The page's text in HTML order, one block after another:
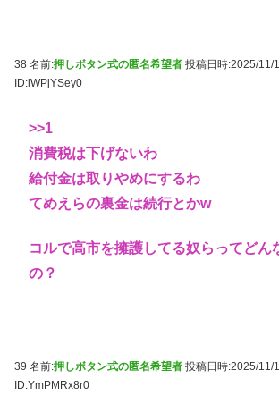
38 名前:押しボタン式の匿名希望者 投稿日時:2025/11/
ID:lWPjYSey0
>>1
消費税は下げないわ
給付金は取りやめにするわ
てめえらの裏金は続行とかw
コルで高市を擁護してる奴らってどん
の？
39 名前:押しボタン式の匿名希望者 投稿日時:2025/11/
ID:YmPMRx8r0